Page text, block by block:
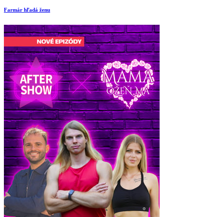
Farmár hľadá ženu